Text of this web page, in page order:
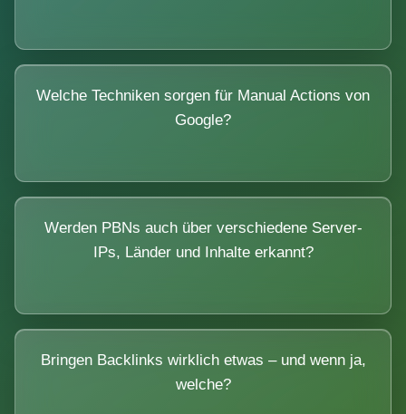
Welche Techniken sorgen für Manual Actions von
Google?
Werden PBNs auch über verschiedene Server-
IPs, Länder und Inhalte erkannt?
Bringen Backlinks wirklich etwas – und wenn ja,
welche?